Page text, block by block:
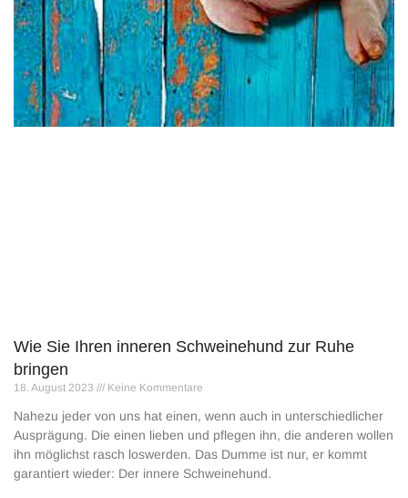
Wie Sie Ihren inneren Schweinehund zur Ruhe
bringen
18. August 2023 Keine Kommentare
Nahezu jeder von uns hat einen, wenn auch in unterschiedlicher
Ausprägung. Die einen lieben und pflegen ihn, die anderen wollen
ihn möglichst rasch loswerden. Das Dumme ist nur, er kommt
garantiert wieder: Der innere Schweinehund.